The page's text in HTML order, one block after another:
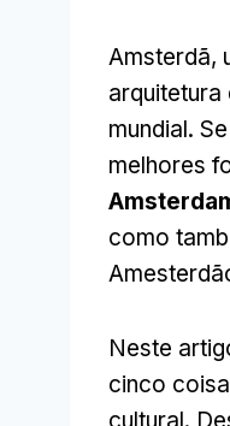
Amsterdã,
arquitetura
mundial.
melhores
como
Neste
cinco